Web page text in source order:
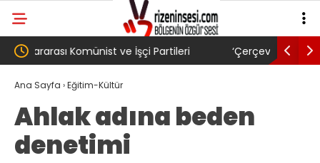
‘Çerçeve yasa’ kanun teklifi Adalet
Komisyonu’ndan geçti
AKP’li
Ana Sayfa ›Eğitim-Kültür
Ahlak adına beden
denetimi